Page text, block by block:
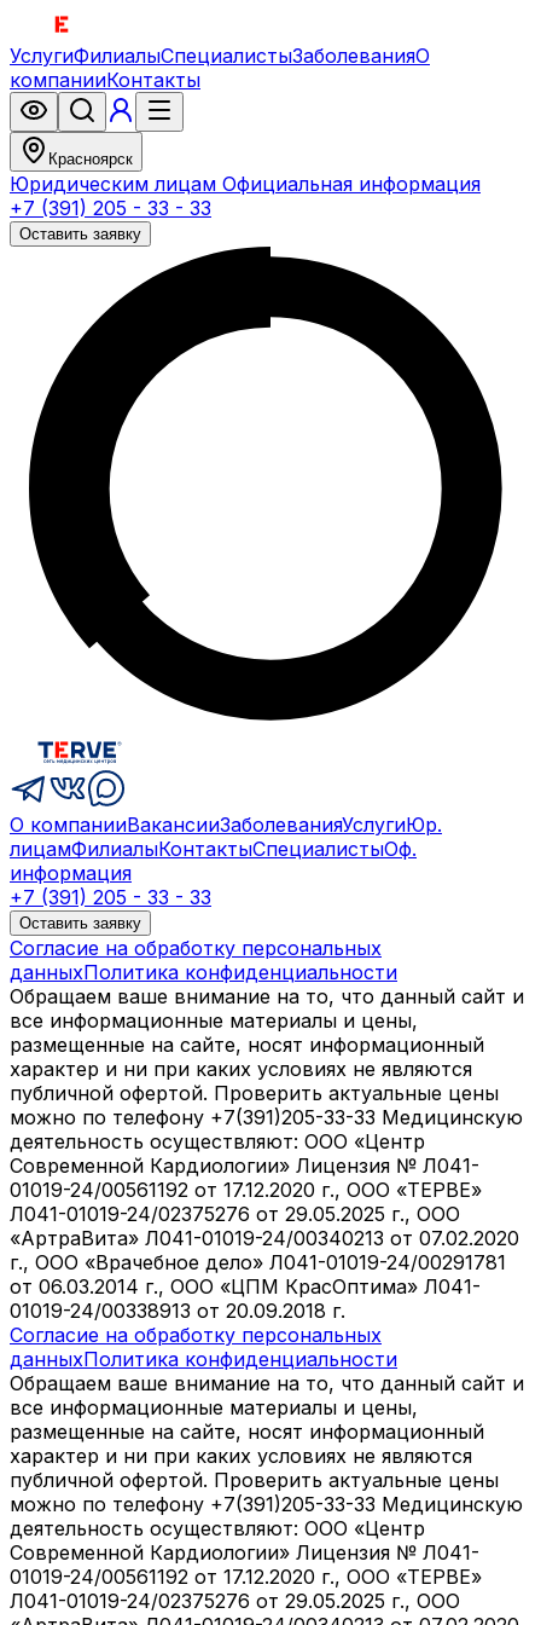
УслугиФилиалыСпециалистыЗаболеванияО
компанииКонтакты
Красноярск
Юридическим лицам Официальная информация
+7 (391) 205 - 33 - 33
Оставить заявку
О компанииВакансииЗаболеванияУслугиЮр.
лицамФилиалыКонтактыСпециалистыОф.
информация
+7 (391) 205 - 33 - 33
Оставить заявку
Согласие на обработку персональных
данныхПолитика конфиденциальности
Обращаем ваше внимание на то, что данный сайт и
все информационные материалы и цены,
размещенные на сайте, носят информационный
характер и ни при каких условиях не являются
публичной офертой. Проверить актуальные цены
можно по телефону +7(391)205-33-33 Медицинскую
деятельность осуществляют: ООО «Центр
Современной Кардиологии» Лицензия № Л041-
01019-24/00561192 от 17.12.2020 г., ООО «ТЕРВЕ»
Л041-01019-24/02375276 от 29.05.2025 г., ООО
«АртраВита» Л041-01019-24/00340213 от 07.02.2020
г., ООО «Врачебное дело» Л041-01019-24/00291781
от 06.03.2014 г., ООО «ЦПМ КрасОптима» Л041-
01019-24/00338913 от 20.09.2018 г.
Согласие на обработку персональных
данныхПолитика конфиденциальности
Обращаем ваше внимание на то, что данный сайт и
все информационные материалы и цены,
размещенные на сайте, носят информационный
характер и ни при каких условиях не являются
публичной офертой. Проверить актуальные цены
можно по телефону +7(391)205-33-33 Медицинскую
деятельность осуществляют: ООО «Центр
Современной Кардиологии» Лицензия № Л041-
01019-24/00561192 от 17.12.2020 г., ООО «ТЕРВЕ»
Л041-01019-24/02375276 от 29.05.2025 г., ООО